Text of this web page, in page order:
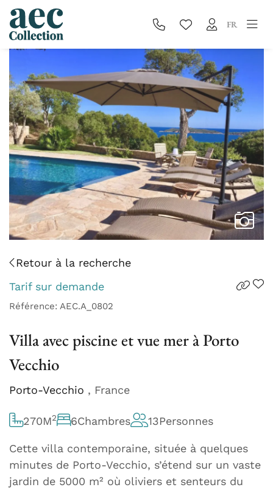
FR
Retour à la recherche
Tarif sur demande
Référence: AEC.A_0802
Villa avec piscine et vue mer à Porto
Vecchio
Porto-Vecchio , France
270M2 6Chambres 13Personnes
Cette villa contemporaine, située à quelques
minutes de Porto-Vecchio, s’étend sur un vaste
jardin de 5000 m² où oliviers et senteurs du